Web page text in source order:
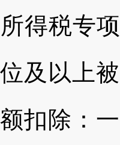
税专项
及以上
扣除：